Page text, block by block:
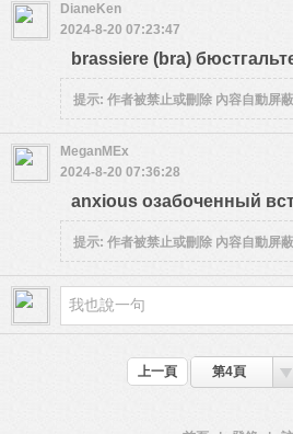
DianeKen
2024-8-20 07:23:47
brassiere (bra)
提示: 作者被禁止或刪除 內容自動屏蔽
MeganMEx
2024-8-20 07:36:28
anxious озабоченный
提示: 作者被禁止或刪除 內容自動屏蔽
上一頁 第4頁